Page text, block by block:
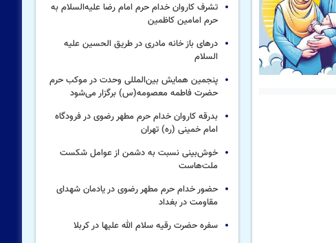
تشرف کاروان خدام حرم امام رضا علیه‌السلام به
حرم امامین کاظمین
درهای باز خانه مادری در طریق الحسین علیه
السلام
پنجمین همایش بین‌المللی وحدت در موکب حرم
حضرت فاطمه معصومه(س) برگزار می‌شود
بدرقه کاروان خدام حرم مطهر رضوی در فرودگاه
امام خمینی (ره) تهران
خوش‌بینی نسبت به دشمن از عوامل شکست
ملت‌هاست
حضور خدام حرم مطهر رضوی در یادمان شهدای
مقاومت در بغداد
سفره حضرت رقیه سلام الله علیها در کربلا